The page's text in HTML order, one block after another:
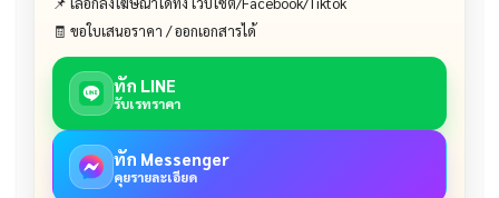
🧾 ขอใบเสนอราคา / ออกเอกสารได้
ทัก LINE
รับเรทราคา
ทัก Messenger
คุยรายละเอียด